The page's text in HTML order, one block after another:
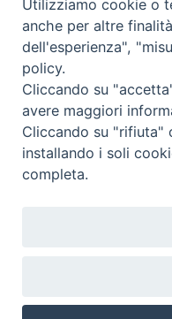
Utilizziamo cookie o
anche per altre
dell'esperienza",
policy.
Cliccando su
avere maggiori
Cliccando su "rifiuta"
installando i soli
completa.